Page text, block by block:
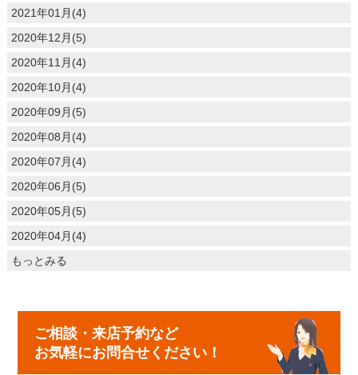
2021年01月(4)
2020年12月(5)
2020年11月(4)
2020年10月(4)
2020年09月(5)
2020年08月(4)
2020年07月(4)
2020年06月(5)
2020年05月(5)
2020年04月(4)
もっとみる
ご相談・来店予約など
お気軽にお問合せください！